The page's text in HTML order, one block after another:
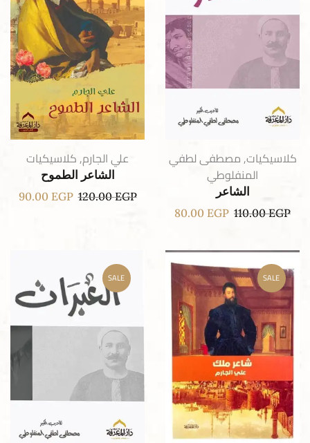
كلاسيكيات,مصطفى لطفي
المنفلوطي
الشاعر
110.00EGP
80.00 EGP
علي الجارم,كلاسيكيات
الشاعر الطموح
120.00EGP
90.00 EGP
SALE
SALE